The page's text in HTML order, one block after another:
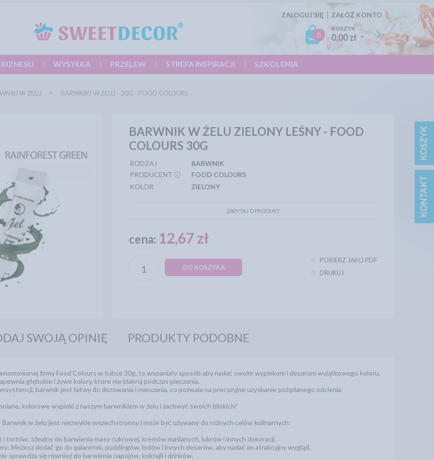
ZALOGUJ SIĘ ZAŁÓŻ KONTO
0
KOSZYK
0,00 zł
WYSYŁKA PRZELEW STREFA INSPIRACJI SZKOLENIA
W ŻELU
BARWNIKI W ŻELU - 30G - FOOD COLOURS
BARWNIK W ŻELU ZIELONY LEŚNY - FOOD
COLOURS 30G
RODZAJ
BARWNIK
PRODUCENT ⓘ
FOOD COLOURS
KOLOR
ZIELONY
ZAPYTAJ O PRODUKT
cena: 12,67 zł
DO KOSZYKA
POBIERZ JAKO PDF
DRUKUJ
SWOJĄ OPINIĘ PRODUKTY PODOBNE
firmy Food Colours w tubce 30g, to wspaniały sposób aby nadać swoim wypiekom i deserom wyjątkowego koloru,
głębokie i żywe kolory, które nie blakną podczas pieczenia.
barwnik jest łatwy do dozowania i mieszania, co pozwala na precyzyjne uzyskanie pożądanego odcienia
kolorowe wypieki z naszym barwnikiem w żelu i zachwyć swoich bliskich!
Barwnik w żelu jest niezwykle wszechstronny i może być używany do różnych celów kulinarnych:
i tortów: Idealny do barwienia masy cukrowej, kremów maślanych, lukrów i innych dekoracji.
Możesz dodać go do galaretek, puddingów, lodów i innych deserów, aby nadać im atrakcyjny wygląd.
sprawdza się również do barwienia napojów, koktajli i drinków.